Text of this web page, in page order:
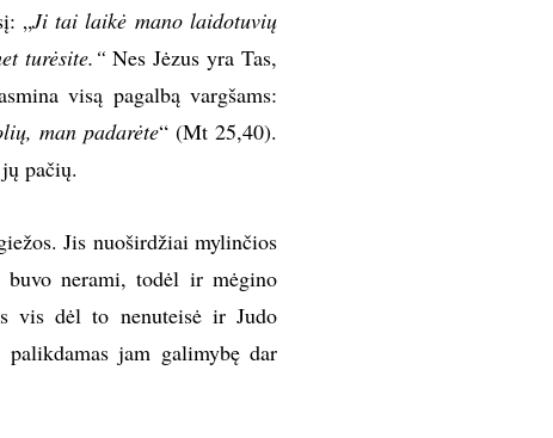
„Ji tai laikė mano laidotuvių
turėsite.“ Nes Jėzus yra Tas,
visą pagalbą vargšams:
man padarėte“ (Mt 25,40).
pačių.
Jis nuoširdžiai mylinčios
nerami, todėl ir mėgino
vis dėl to nenuteisė ir Judo
jam galimybę dar